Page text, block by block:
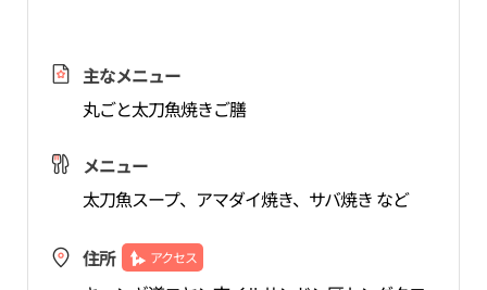
主なメニュー
丸ごと太刀魚焼きご膳
メニュー
太刀魚スープ、アマダイ焼き、サバ焼き など
住所 アクセス